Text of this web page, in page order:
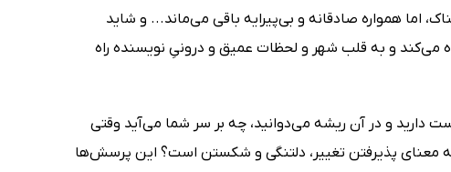
اما همواره صادقانه و بی‌پیرایه باقی می‌ماند... و شاید
می‌کند و به قلب شهر و لحظات عمیق و درونیِ نویسنده راه
دارید و در آن ریشه می‌دوانید، چه بر سر شما می‌آید وقتی
معنای پذیرفتن تغییر، دلتنگی و شکستن است؟ این پرسش‌ها